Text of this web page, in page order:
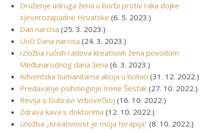
Druženje udruga žena u borbi protiv raka dojke
sjeverozapadne Hrvatske (6. 5. 2023.)
Dan narcisa (25. 3. 2023.)
Uoči Dana narcisa (24. 3. 2023.)
Izložba ručnih radova kreativnih žena povodom
Međunarodnog dana žena (6. 3. 2023.)
Adventska humanitarna akcija u bolnici (31. 12. 2022.)
Predavanje psihologinje Irene Šestak (27. 10. 2022.)
Revija u Dubravi Vrbovečkoj (16. 10. 2022.)
Zdrava kava s doktorima (12. 10. 2022.)
Izložba „Kreativnost je moja terapija“ (8. 10. 2022.)